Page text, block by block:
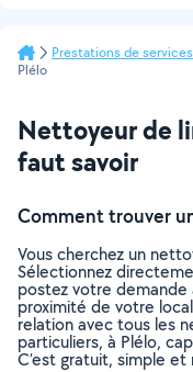
Prestations de services
Plélo
Nettoyeur de
faut savoir
Comment trouver
Vous cherchez un
Sélectionnez
postez votre
proximité de votre
relation avec tous les
particuliers, à Plélo,
C’est gratuit, simple